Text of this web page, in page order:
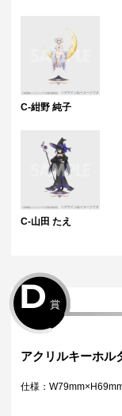
C-紺野 純子
C-山田 たえ
D 賞
アクリルキーホル
仕様：